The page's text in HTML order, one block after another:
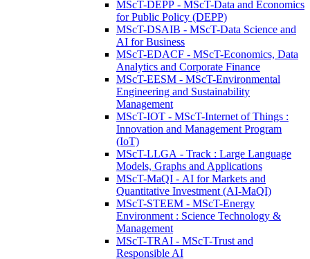
MScT-DEPP - MScT-Data and Economics
for Public Policy (DEPP)
MScT-DSAIB - MScT-Data Science and
AI for Business
MScT-EDACF - MScT-Economics, Data
Analytics and Corporate Finance
MScT-EESM - MScT-Environmental
Engineering and Sustainability
Management
MScT-IOT - MScT-Internet of Things :
Innovation and Management Program
(IoT)
MScT-LLGA - Track : Large Language
Models, Graphs and Applications
MScT-MaQI - AI for Markets and
Quantitative Investment (AI-MaQI)
MScT-STEEM - MScT-Energy
Environment : Science Technology &
Management
MScT-TRAI - MScT-Trust and
Responsible AI